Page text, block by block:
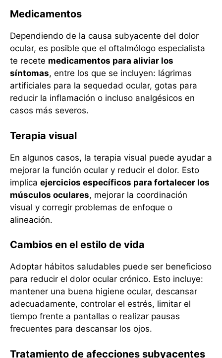
Medicamentos
Dependiendo de la causa subyacente del dolor
ocular, es posible que el oftalmólogo especialista
te recete medicamentos para aliviar los
síntomas, entre los que se incluyen: lágrimas
artificiales para la sequedad ocular, gotas para
reducir la inflamación o incluso analgésicos en
casos más severos.
Terapia visual
En algunos casos, la terapia visual puede ayudar a
mejorar la función ocular y reducir el dolor. Esto
implica ejercicios específicos para fortalecer los
músculos oculares, mejorar la coordinación
visual y corregir problemas de enfoque o
alineación.
Cambios en el estilo de vida
Adoptar hábitos saludables puede ser beneficioso
para reducir el dolor ocular crónico. Esto incluye:
mantener una buena higiene ocular, descansar
adecuadamente, controlar el estrés, limitar el
tiempo frente a pantallas o realizar pausas
frecuentes para descansar los ojos.
Tratamiento de afecciones subyacentes